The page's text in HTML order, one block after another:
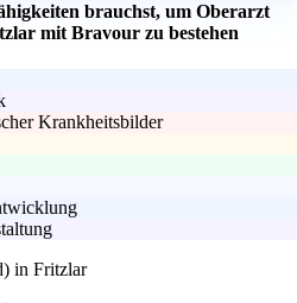
brauchst, um Oberarzt
mit Bravour zu bestehen
Krankheitsbilder
in Fritzlar